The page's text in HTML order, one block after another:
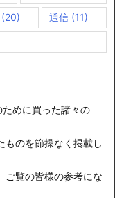
通信(11)
めに買った諸々の
ものを節操なく掲載し
ご覧の皆様の参考にな